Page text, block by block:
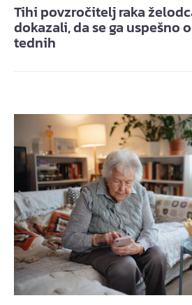
Tihi povzročitelj raka
dokazali, da se ga uspešno
tednih